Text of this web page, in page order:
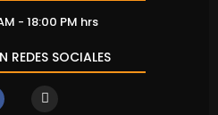
- 18:00 PM hrs
REDES SOCIALES